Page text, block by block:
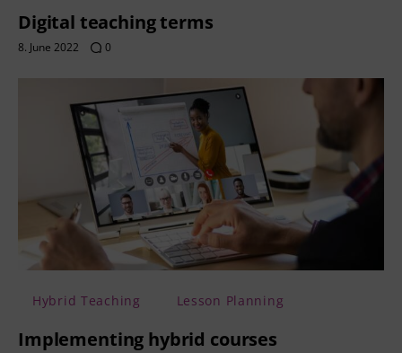
Digital teaching terms
8. June 2022 0
Hybrid Teaching Lesson Planning
Implementing hybrid courses